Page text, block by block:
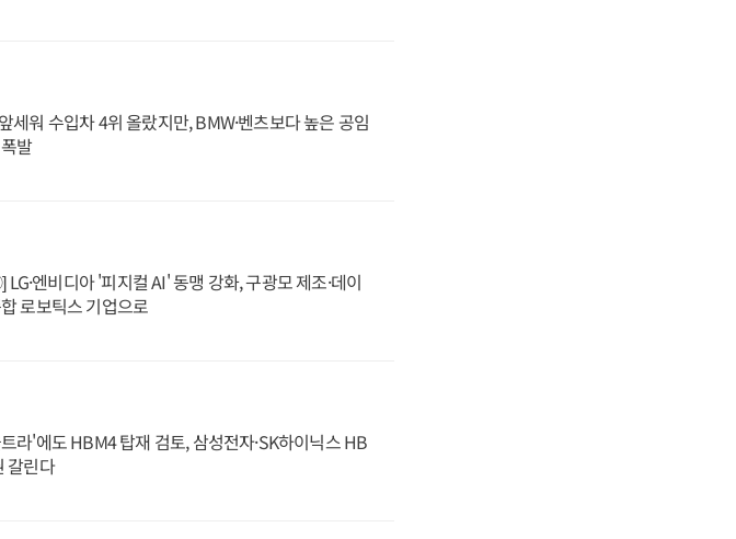
세워 수입차 4위 올랐지만, BMW·벤츠보다 높은 공임
발
엔비디아 '피지컬 AI' 동맹 강화, 구광모 제조·데이
로보틱스 기업으로
라'에도 HBM4 탑재 검토, 삼성전자·SK하이닉스 HB
갈린다